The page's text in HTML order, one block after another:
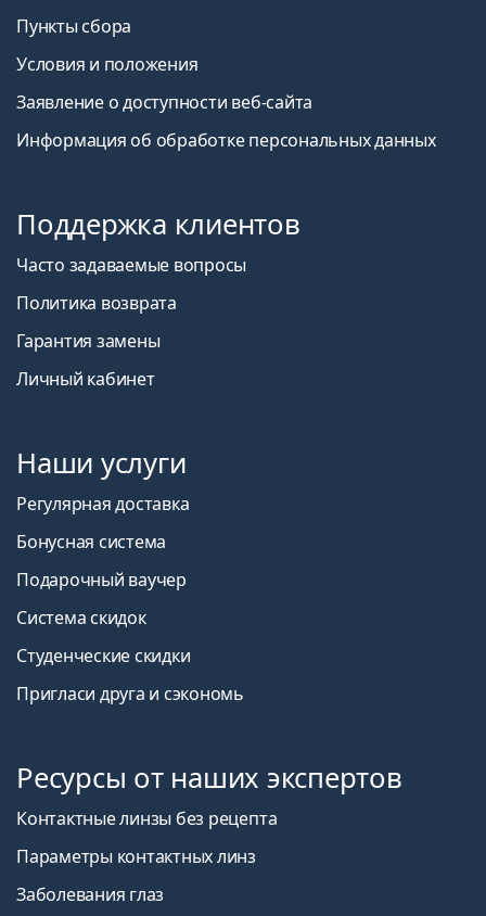
сочетание контактных линз с УФ-фильтром и
защитой от вредных УФ-лучей.
Это медицинское изделие. Перед использованием
прочтите инструкцию.
Пункты сбора
Условия и положения
Заявление о доступности веб-сайта
Информация об обработке персональных данных
Поддержка клиентов
Часто задаваемые вопросы
Политика возврата
Гарантия замены
Личный кабинет
Наши услуги
Регулярная доставка
Бонусная система
Подарочный ваучер
Система скидок
Студенческие скидки
Пригласи друга и сэкономь
Ресурсы от наших экспертов
Контактные линзы без рецепта
Параметры контактных линз
Заболевания глаз